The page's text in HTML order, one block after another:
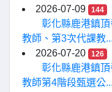
2026-07-09
144
彰化縣鹿港鎮
教師、第3次代課教...
2026-07-20
126
彰化縣鹿港鎮
教師第4階段甄選公...